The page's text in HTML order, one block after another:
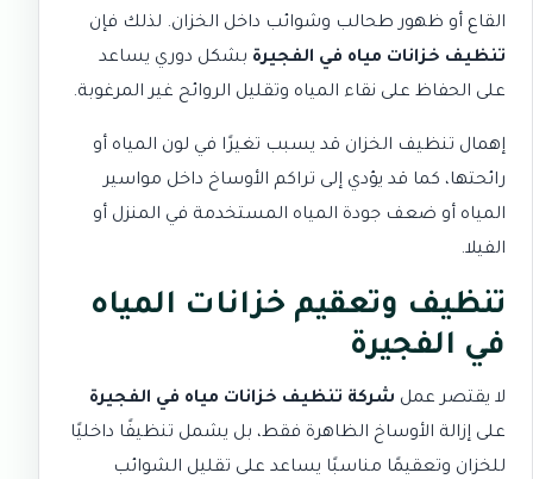
القاع أو ظهور طحالب وشوائب داخل الخزان. لذلك فإن
تنظيف خزانات مياه في الفجيرة بشكل دوري يساعد
على الحفاظ على نقاء المياه وتقليل الروائح غير المرغوبة.
إهمال تنظيف الخزان قد يسبب تغيرًا في لون المياه أو
رائحتها، كما قد يؤدي إلى تراكم الأوساخ داخل مواسير
المياه أو ضعف جودة المياه المستخدمة في المنزل أو
الفيلا.
تنظيف وتعقيم خزانات المياه
في الفجيرة
لا يقتصر عمل شركة تنظيف خزانات مياه في الفجيرة
على إزالة الأوساخ الظاهرة فقط، بل يشمل تنظيفًا داخليًا
للخزان وتعقيمًا مناسبًا يساعد على تقليل الشوائب